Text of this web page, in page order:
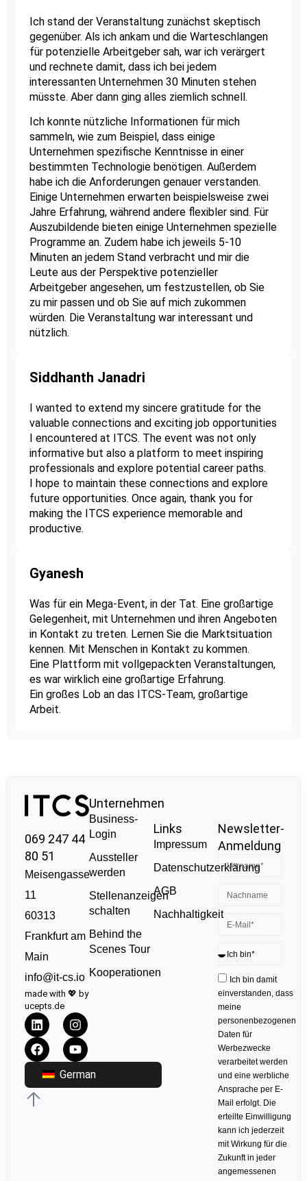
Ich stand der Veranstaltung zunächst skeptisch
gegenüber. Als ich ankam und die Warteschlangen
für potenzielle Arbeitgeber sah, war ich verärgert
und rechnete damit, dass ich bei jedem
interessanten Unternehmen 30 Minuten stehen
müsste. Aber dann ging alles ziemlich schnell.
Ich konnte nützliche Informationen für mich
sammeln, wie zum Beispiel, dass einige
Unternehmen spezifische Kenntnisse in einer
bestimmten Technologie benötigen. Außerdem
habe ich die Anforderungen genauer verstanden.
Einige Unternehmen erwarten beispielsweise zwei
Jahre Erfahrung, während andere flexibler sind. Für
Auszubildende bieten einige Unternehmen spezielle
Programme an. Zudem habe ich jeweils 5-10
Minuten an jedem Stand verbracht und mir die
Leute aus der Perspektive potenzieller
Arbeitgeber angesehen, um festzustellen, ob Sie
zu mir passen und ob Sie auf mich zukommen
würden. Die Veranstaltung war interessant und
nützlich.
Siddhanth Janadri
I wanted to extend my sincere gratitude for the
valuable connections and exciting job opportunities
I encountered at ITCS. The event was not only
informative but also a platform to meet inspiring
professionals and explore potential career paths.
I hope to maintain these connections and explore
future opportunities. Once again, thank you for
making the ITCS experience memorable and
productive.
Gyanesh
Was für ein Mega-Event, in der Tat. Eine großartige
Gelegenheit, mit Unternehmen und ihren Angeboten
in Kontakt zu treten. Lernen Sie die Marktsituation
kennen. Mit Menschen in Kontakt zu kommen.
Eine Plattform mit vollgepackten Veranstaltungen,
es war wirklich eine großartige Erfahrung.
Ein großes Lob an das ITCS-Team, großartige
Arbeit.
069 247 44
80 51
Meisengasse
11
60313
Frankfurt am
Main
info@it-cs.io
made with 💖 by
ucepts.de
German
Unternehmen
Business-
Login
Aussteller
werden
Stellenanzeigen
schalten
Behind the
Scenes Tour
Kooperationen
Links
Impressum
Datenschutzerklärung
AGB
Nachhaltigkeit
Newsletter-
Anmeldung
Ich bin damit
einverstanden, dass
meine
personenbezogenen
Daten für
Werbezwecke
verarbeitet werden
und eine werbliche
Ansprache per E-
Mail erfolgt. Die
erteilte Einwilligung
kann ich jederzeit
mit Wirkung für die
Zukunft in jeder
angemessenen